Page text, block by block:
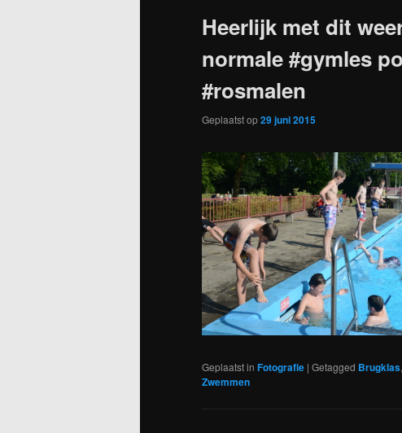
Heerlijk met dit
normale #gymles
#rosmalen
Geplaatst op29 juni 2015
Geplaatst in Fotografie | Getagged Brugklas,
Zwemmen